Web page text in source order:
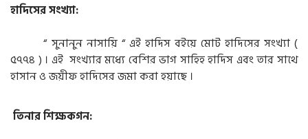
হাদিসের সংখ্যা:
“ সুনানুন নাসায়ি “ এই হাদিস বইয়ে মোট হাদিসের সংখ্যা (
৫৭৭৪ ) । এই সংখ্যার মধ্যে বেশির ভাগ সাহিহ হাদিস এবং তার সাথে
হাসান ও জয়ীফ হাদিসের জমা করা হয়াছে ।
তিনার শিক্ষকগন: